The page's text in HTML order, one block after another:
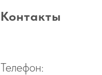
Контакты
Телефон: